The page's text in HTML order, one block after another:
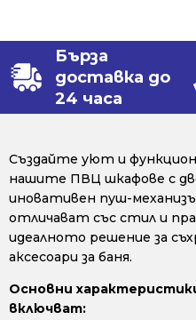
Бърза
доставка до
24 часа
Създайте уют и
нашите ПВЦ шкафове с
иновативен пуш-
отличават със стил и
идеалното решение за
аксесоари за баня.
Основни
включват: